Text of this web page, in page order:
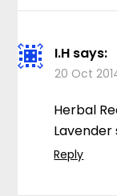
I.H says:
20 Oct
Herbal
Lavender
Reply